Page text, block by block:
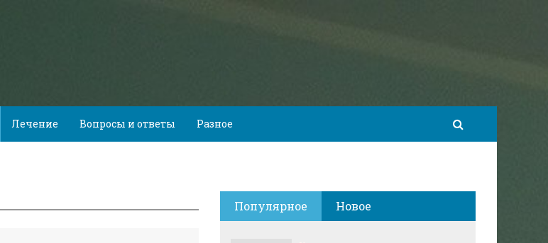
Лечение Вопросы и ответы Разное
Популярное Новое